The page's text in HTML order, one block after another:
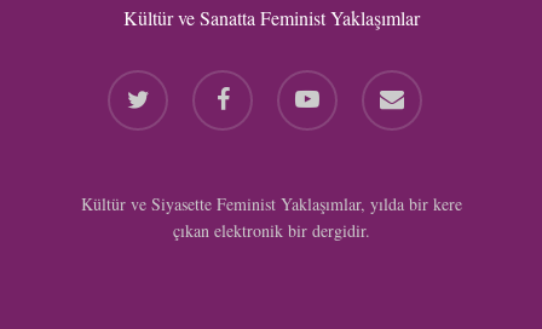
Kültür ve Sanatta Feminist Yaklaşımlar
twitter facebook youtube email
Kültür ve Siyasette Feminist Yaklaşımlar, yılda bir kere
çıkan elektronik bir dergidir.